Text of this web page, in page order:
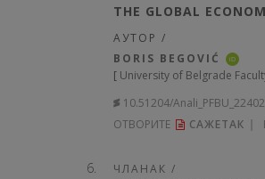
THE GLOBAL
АУТОР /
BORIS BEGOVIĆ
iD
[ University of Belgrade
10.51204/
ОТВОРИТЕ
САЖЕТАК
ЧЛАНАК /